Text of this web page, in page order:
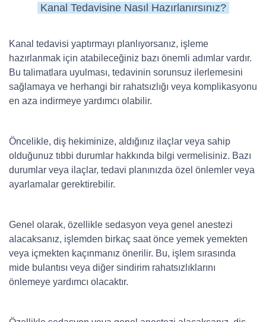
Kanal Tedavisine Nasıl Hazırlanırsınız?
Kanal tedavisi yaptırmayı planlıyorsanız, işleme
hazırlanmak için atabileceğiniz bazı önemli adımlar vardır.
Bu talimatlara uyulması, tedavinin sorunsuz ilerlemesini
sağlamaya ve herhangi bir rahatsızlığı veya komplikasyonu
en aza indirmeye yardımcı olabilir.
Öncelikle, diş hekiminize, aldığınız ilaçlar veya sahip
olduğunuz tıbbi durumlar hakkında bilgi vermelisiniz. Bazı
durumlar veya ilaçlar, tedavi planınızda özel önlemler veya
ayarlamalar gerektirebilir.
Genel olarak, özellikle sedasyon veya genel anestezi
alacaksanız, işlemden birkaç saat önce yemek yemekten
veya içmekten kaçınmanız önerilir. Bu, işlem sırasında
mide bulantısı veya diğer sindirim rahatsızlıklarını
önlemeye yardımcı olacaktır.